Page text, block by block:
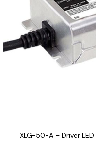
XLG-50-A – Driver